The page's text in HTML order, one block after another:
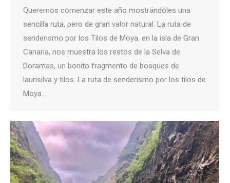
Queremos comenzar este año mostrándoles una
sencilla ruta, pero de gran valor natural. La ruta de
senderismo por los Tilos de Moya, en la isla de Gran
Canaria, nos muestra los restos de la Selva de
Doramas, un bonito fragmento de bosques de
laurisilva y tilos. La ruta de senderismo por los tilos de
Moya…